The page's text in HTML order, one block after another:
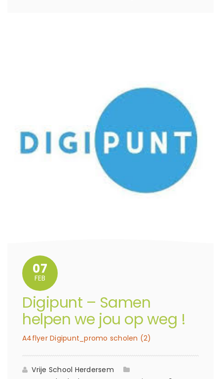
07
FEB
Digipunt – Samen
helpen we jou op weg !
A4flyer Digipunt_promo scholen (2)
Vrije School Herdersem